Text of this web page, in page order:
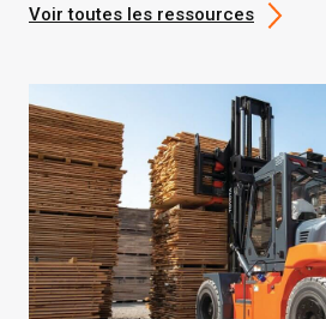
Voir toutes les ressources